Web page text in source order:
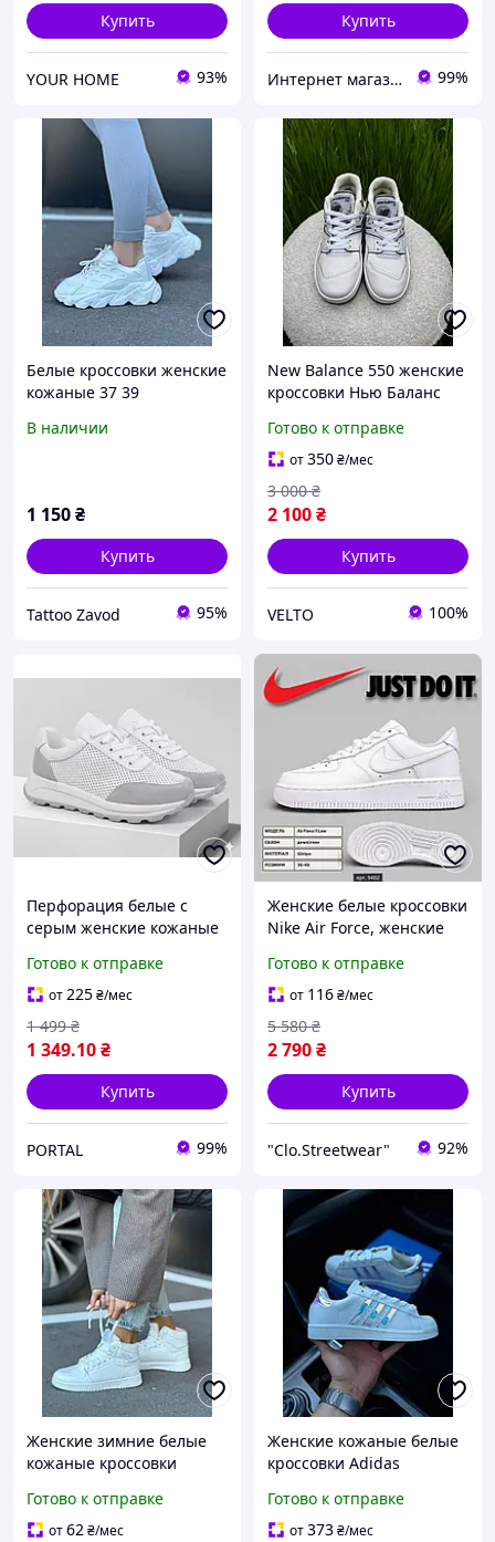
Купить
YOUR HOME 93%
Купить
Интернет магазин обуви I love my shoes 99%
Белые кроссовки женские
кожаные 37 39
В наличии
1 150₴
Купить
Tattoo Zavod 95%
New Balance 550 женские
кроссовки Нью Баланс
ретро брендовые на лето
Готово к отправке
от350₴/мес
2 100₴
3 000 ₴
Купить
VELTO 100%
Перфорация белые с
серым женские кожаные
Готово к отправке
от225₴/мес
1 349.10₴
1 499 ₴
Купить
PORTAL 99%
Женские белые кроссовки
Nike Air Force, женские
джинсы, модные
кожаные кроссовки для
девочек
Готово к отправке
от 116₴/мес
2 790₴
5 580 ₴
Купить
"Clo.Streetwear" 92%
Женские зимние белые
кожаные кроссовки
кроссовки для девушек,
женская зимняя обувь
Готово к отправке
от62₴/мес
Женские кожаные белые
кроссовки Adidas
классические кеды
Адидас для девушек
Готово к отправке
от373₴/мес